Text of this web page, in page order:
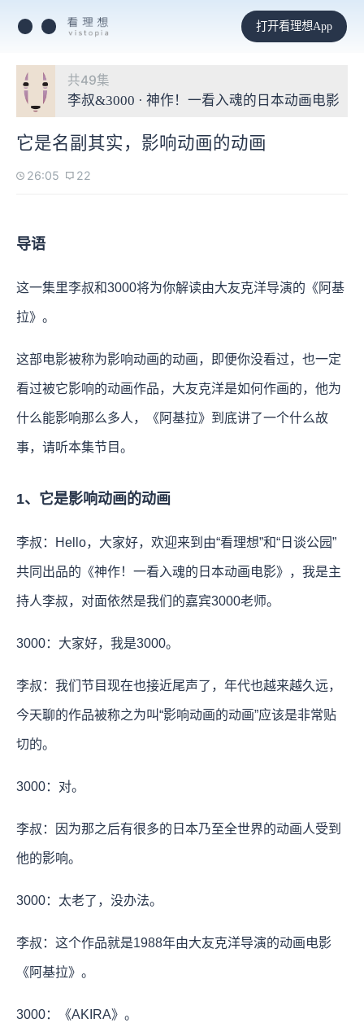
打开看理想App
共49集
李叔&3000 · 神作！一看入魂的日本动画电影
它是名副其实，影响动画的动画
26:05 22
导语
这一集里李叔和3000将为你解读由大友克洋导演的《阿基
拉》。
这部电影被称为影响动画的动画，即便你没看过，也一定
看过被它影响的动画作品，大友克洋是如何作画的，他为
什么能影响那么多人，《阿基拉》到底讲了一个什么故
事，请听本集节目。
1、它是影响动画的动画
李叔：Hello，大家好，欢迎来到由“看理想”和“日谈公园”
共同出品的《神作！一看入魂的日本动画电影》，我是主
持人李叔，对面依然是我们的嘉宾3000老师。
3000：大家好，我是3000。
李叔：我们节目现在也接近尾声了，年代也越来越久远，
今天聊的作品被称之为叫“影响动画的动画”应该是非常贴
切的。
3000：对。
李叔：因为那之后有很多的日本乃至全世界的动画人受到
他的影响。
3000：太老了，没办法。
李叔：这个作品就是1988年由大友克洋导演的动画电影
《阿基拉》。
3000：《AKIRA》。